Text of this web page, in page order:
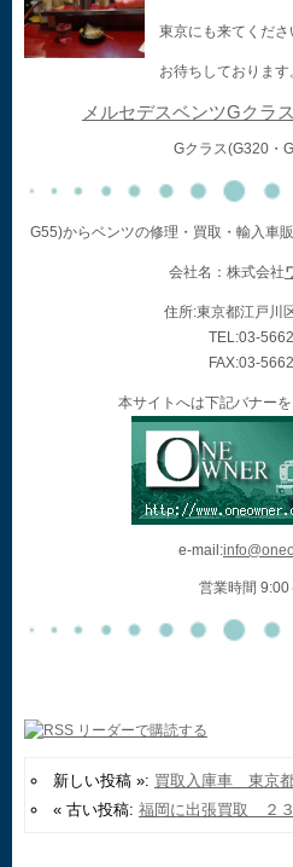
東京にも来てくださ
お待ちしております
メルセデスベンツGクラ
Gクラス(G320・
G55)からベンツの修理・買取・輸入車
会社名：株式会社
住所:東京都江戸川
TEL:03-
FAX:03-
本サイトへは下記バナー
e-mail:
営業時間
新しい投稿 »: 買取入庫車 東京
« 古い投稿: 福岡に出張買取 ２